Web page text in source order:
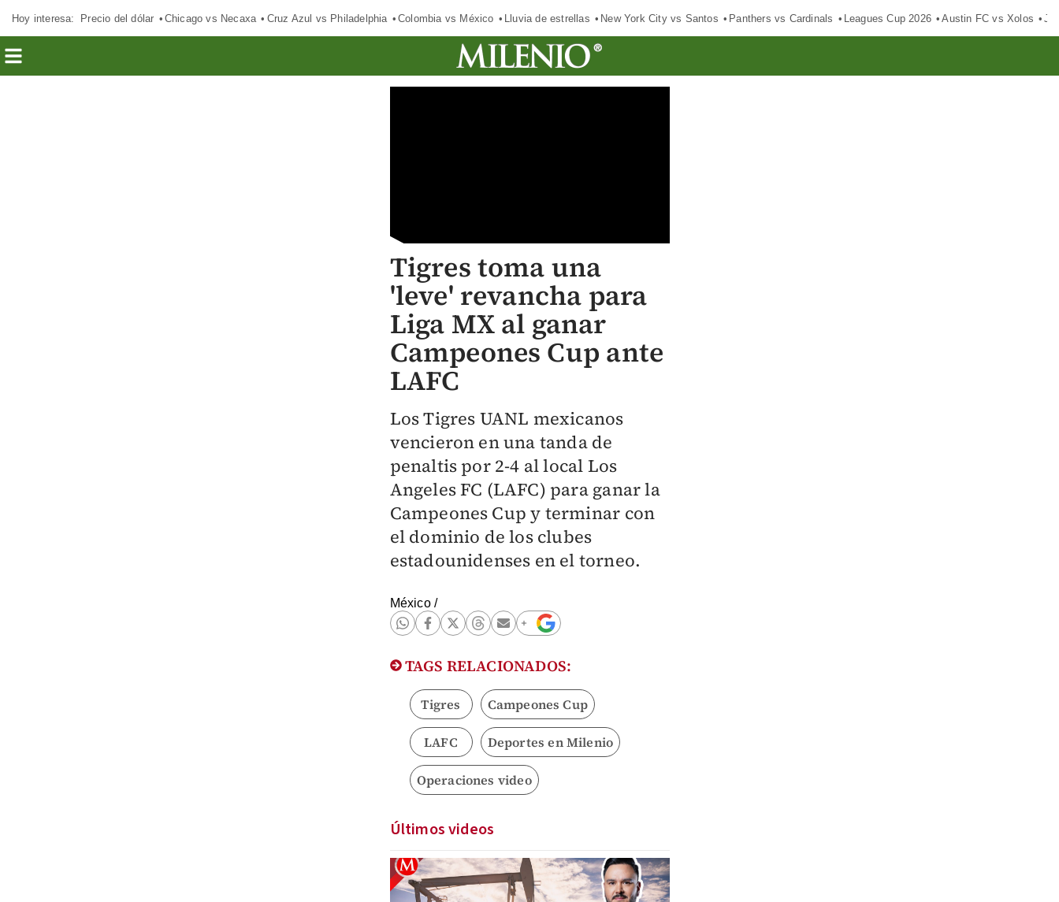
Hoy interesa: Precio del dólar Chicago vs Necaxa Cruz Azul vs Philadelphia Colombia vs México Lluvia de estrellas New York City vs Santos Panthers vs Cardinals Leagues Cup 2026 Austin FC vs Xolos
Tigres toma una
'leve' revancha para
Liga MX al ganar
Campeones Cup ante
LAFC
Los Tigres UANL mexicanos
vencieron en una tanda de
penaltis por 2-4 al local Los
Angeles FC (LAFC) para ganar la
Campeones Cup y terminar con
el dominio de los clubes
estadounidenses en el torneo.
México/
TAGS RELACIONADOS:
Tigres Campeones Cup
LAFC Deportes en Milenio
Operaciones video
Últimos videos